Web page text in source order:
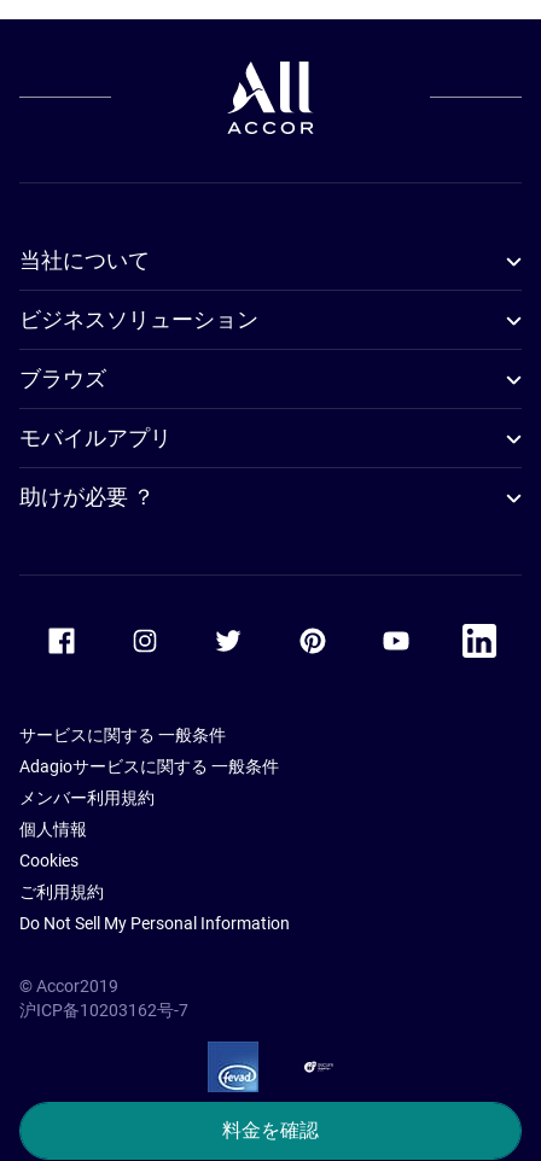
料金を確認
当社について
ビジネスソリューション
ブラウズ
モバイルアプリ
助けが必要 ？
Accor Facebook Accor TwitterAccor PinterestAccor Youtube
Accor
サービスに関する 一般条件
Adagioサービスに関する 一般条件
メンバー利用規約
個人情報
Cookies
ご利用規約
Do Not Sell My Personal Information
© Accor2019
沪ICP备10203162号-7